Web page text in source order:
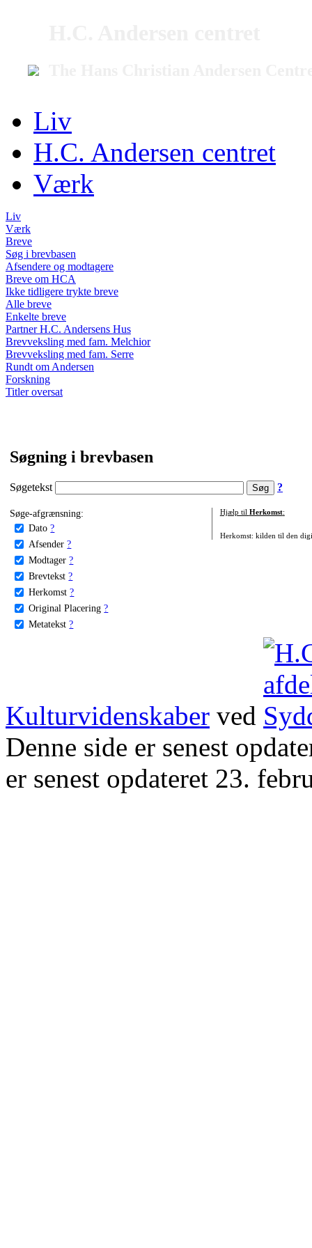
Liv
H.C. Andersen centret
Værk
Liv
Værk
Breve
Søg i brevbasen
Afsendere og modtagere
Breve om HCA
Ikke tidligere trykte breve
Alle breve
Enkelte breve
Partner H.C. Andersens Hus
Brevveksling med fam. Melchior
Brevveksling med fam. Serre
Rundt om Andersen
Forskning
Titler oversat
Søgning i brevbasen
Søgetekst ?
Søge-afgrænsning:
Dato ?
Afsender ?
Modtager ?
Brevtekst ?
Herkomst ?
Original Placering ?
Metatekst ?
Hjælp til Herkomst:
Herkomst: kilden til den
Kulturvidenskaber ved
Denne side er senest
er senest opdateret 23.